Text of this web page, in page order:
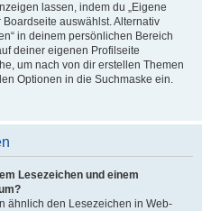
lassen, indem du „Eigene
auswählst. Alternativ
in deinem persönlichen Bereich
deiner eigenen Profilseite
um nach von dir erstellen Themen
Optionen in die Suchmaske ein.
Lesezeichen und einem
ähnlich den Lesezeichen in Web-